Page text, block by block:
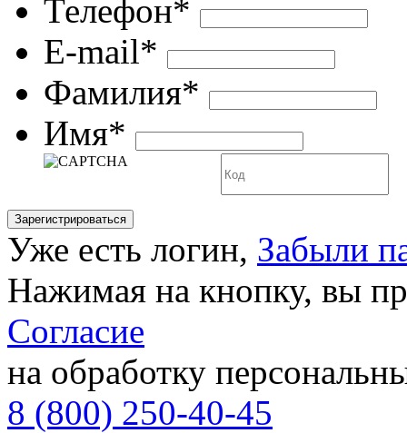
Телефон*
E-mail*
Фамилия*
Имя*
Уже есть логин, Забыли
Нажимая на кнопку, вы
Согласие
на обработку
8 (800) 250-40-45